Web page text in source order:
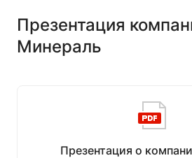
Презентация
Минераль
Презентация о